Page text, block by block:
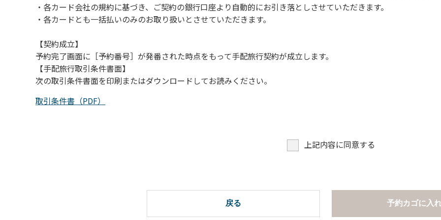
（４）キャンプ場の管理者や地元住民から川についての注意や警告があった場合は素直に耳を傾け、指示に従
・各カード会社の規約に基づき、ご契約の銀行口座より自動的にお引き落としさせていただきます。
・各カードとも一括払いのみのお取り扱いとさせていただきます。
【契約成立】
予約完了画面に［予約番号］が発番された時点をもって手配旅行契約が成立します。
【手配旅行取引条件書面】
次の取引条件書面を印刷またはダウンロードしてお読みください。
取引条件書（PDF）
上記内容に同意する
戻る 予約カゴに入